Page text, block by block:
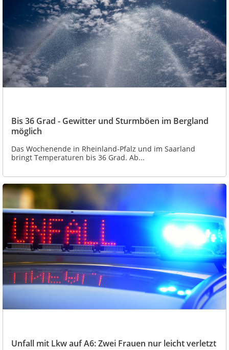
Bis 36 Grad - Gewitter und Sturmböen im Bergland
möglich
Das Wochenende in Rheinland-Pfalz und im Saarland
bringt Temperaturen bis 36 Grad. Ab...
Unfall mit Lkw auf A6: Zwei Frauen nur leicht verletzt